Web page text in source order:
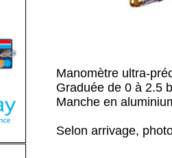
Manomètre ultra-
Graduée de 0 à 2.5
Manche en
Selon arrivage,